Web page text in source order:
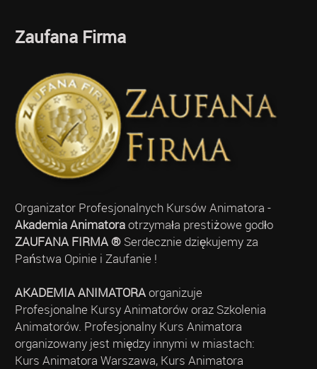
Zaufana Firma
Organizator Profesjonalnych Kursów Animatora -
Akademia Animatoraotrzymała prestiżowe godło
ZAUFANA FIRMA ®Serdecznie dziękujemy za
Państwa Opinie i Zaufanie !
AKADEMIA ANIMATORAorganizuje
Profesjonalne Kursy Animatorów oraz Szkolenia
Animatorów. Profesjonalny Kurs Animatora
organizowany jest między innymi w miastach:
Kurs Animatora Warszawa, Kurs Animatora